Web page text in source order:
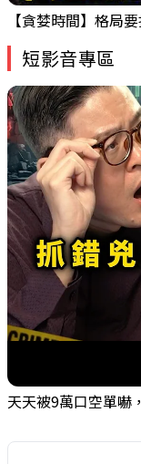
短影音專區